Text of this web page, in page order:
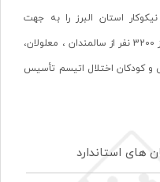
استان البرز را به جهت
مراقبت ، درمان ، آموزش و توانبخشی بیش از 3200 نفر از سالمندان ، معلولان،
و کودکان اختلال اتیسم تأسیس
های استاندارد